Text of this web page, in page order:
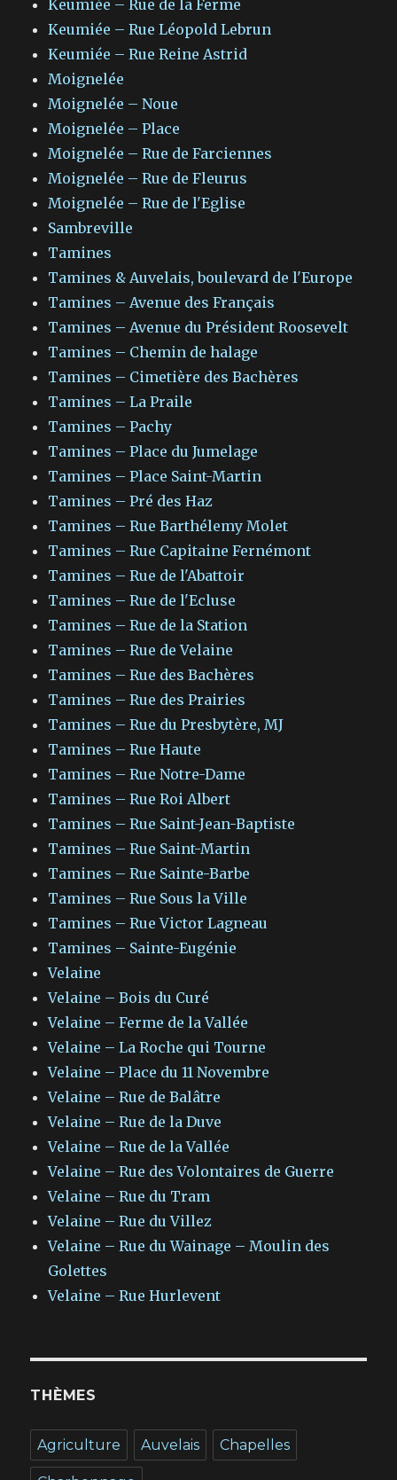
Keumiée – Rue de la Ferme
Keumiée – Rue Léopold Lebrun
Keumiée – Rue Reine Astrid
Moignelée
Moignelée – Noue
Moignelée – Place
Moignelée – Rue de Farciennes
Moignelée – Rue de Fleurus
Moignelée – Rue de l'Eglise
Sambreville
Tamines
Tamines & Auvelais, boulevard de l'Europe
Tamines – Avenue des Français
Tamines – Avenue du Président Roosevelt
Tamines – Chemin de halage
Tamines – Cimetière des Bachères
Tamines – La Praile
Tamines – Pachy
Tamines – Place du Jumelage
Tamines – Place Saint-Martin
Tamines – Pré des Haz
Tamines – Rue Barthélemy Molet
Tamines – Rue Capitaine Fernémont
Tamines – Rue de l'Abattoir
Tamines – Rue de l'Ecluse
Tamines – Rue de la Station
Tamines – Rue de Velaine
Tamines – Rue des Bachères
Tamines – Rue des Prairies
Tamines – Rue du Presbytère, MJ
Tamines – Rue Haute
Tamines – Rue Notre-Dame
Tamines – Rue Roi Albert
Tamines – Rue Saint-Jean-Baptiste
Tamines – Rue Saint-Martin
Tamines – Rue Sainte-Barbe
Tamines – Rue Sous la Ville
Tamines – Rue Victor Lagneau
Tamines – Sainte-Eugénie
Velaine
Velaine – Bois du Curé
Velaine – Ferme de la Vallée
Velaine – La Roche qui Tourne
Velaine – Place du 11 Novembre
Velaine – Rue de Balâtre
Velaine – Rue de la Duve
Velaine – Rue de la Vallée
Velaine – Rue des Volontaires de Guerre
Velaine – Rue du Tram
Velaine – Rue du Villez
Velaine – Rue du Wainage – Moulin des
Golettes
Velaine – Rue Hurlevent
THÈMES
Agriculture Auvelais Chapelles